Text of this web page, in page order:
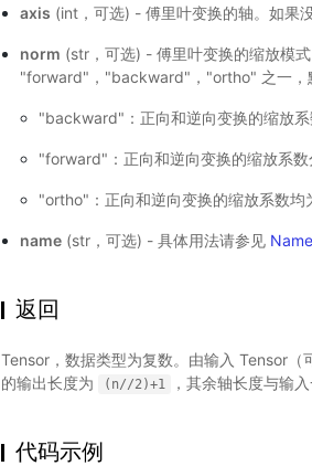
axis (int，可选) - 傅里叶变换的轴。如果
norm (str，可选) - 傅里叶变换的缩放模
"forward"，"backward"，"ortho" 之一，
"backward"：正向和逆向变换的缩放系
"forward"：正向和逆向变换的缩放系数
"ortho"：正向和逆向变换的缩放系数均
name(str，可选) - 具体用法请参见 Name
返回
Tensor，数据类型为复数。由输入 Tensor
的输出长度为
(n//2)+1 ，其余轴长度与输入
代码示例